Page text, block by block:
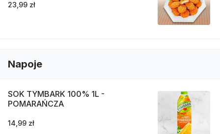
23,99 zł
Napoje
SOK TYMBARK 100% 1L -
POMARAŃCZA
14,99 zł